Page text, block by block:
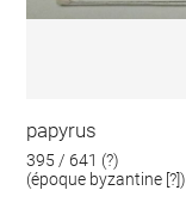
papyrus
395 / 641 (?)
(époque byzantine [?])